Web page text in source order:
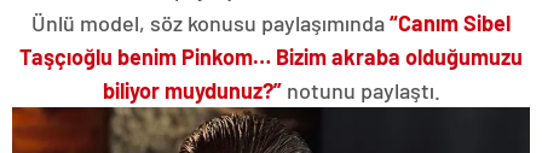
Ünlü model, söz konusu paylaşımında“Canım Sibel
Taşçıoğlu benim Pinkom… Bizim akraba olduğumuzu
biliyor muydunuz?”notunu paylaştı.